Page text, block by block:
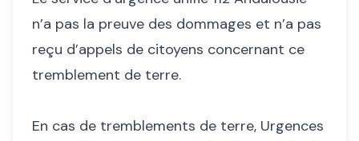
n’a pas la preuve des dommages et n’a pas
reçu d’appels de citoyens concernant ce
tremblement de terre.
En cas de tremblements de terre, Urgences